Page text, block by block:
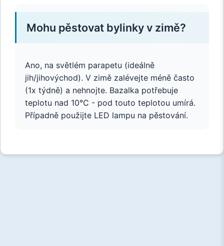
Mohu pěstovat bylinky v zimě?
Ano, na světlém parapetu (ideálně
jih/jihovýchod). V zimě zalévejte méně často
(1x týdně) a nehnojte. Bazalka potřebuje
teplotu nad 10°C - pod touto teplotou umírá.
Případně použijte LED lampu na pěstování.